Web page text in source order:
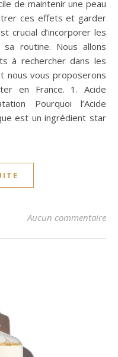
de maintenir une peau
ces effets et garder
crucial d’incorporer les
routine. Nous allons
à rechercher dans les
nous vous proposerons
en France. 1. Acide
Pourquoi l’Acide
est un ingrédient star
Aucun commentaire